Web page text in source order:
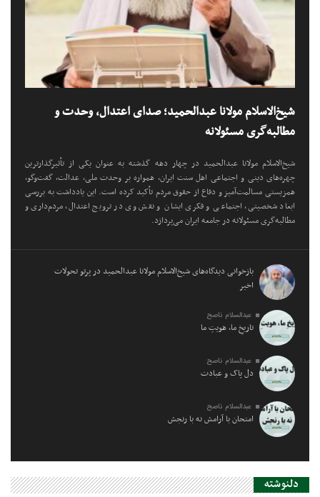
شیخ‌الاسلام مولانا عبدالحمید؛ صدای اعتدال، وحدت و
مطالبه‌گری مسئولانه
شیخ‌الاسلام مولانا عبدالحمید در چهار دهه گذشته به عنوان یکی از تأثیرگذارترین
چهره‌های دینی و اجتماعی اهل سنت ایران، همواره بر وحدت ملی، عدالت، گفت‌وگو،
همزیستی مسالمت‌آمیز و دفاع از حقوق مردم تأکید کرده است. این یادداشت به بررسی
ابعاد شخصیتی، اجتماعی و فکری ایشان و نقش وی در ترویج اعتدال، مردم‌داری و
مطالبه‌گری مسئولانه در جامعه ایران می‌پردازد.
بازخوانی دیدگاه‌های شیخ‌الاسلام مولانا عبدالحمید در پرتو تحولات
اخیر
عبدالسلام ناصح
تاریخِ ما، هویتِ ما
عبدالسلام ناصح
دل پاک و عبادت
عبدالسلام ناصح
امتحان با آرامش نه با رنجش
دلنوشته